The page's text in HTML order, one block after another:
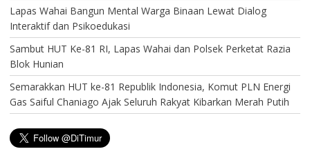
Lapas Wahai Bangun Mental Warga Binaan Lewat Dialog
Interaktif dan Psikoedukasi
Sambut HUT Ke-81 RI, Lapas Wahai dan Polsek Perketat Razia
Blok Hunian
Semarakkan HUT ke-81 Republik Indonesia, Komut PLN Energi
Gas Saiful Chaniago Ajak Seluruh Rakyat Kibarkan Merah Putih